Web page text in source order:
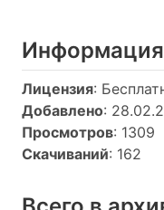
Лицензия:
Добавлено:
Просмотров: 1309
Скачиваний: 162